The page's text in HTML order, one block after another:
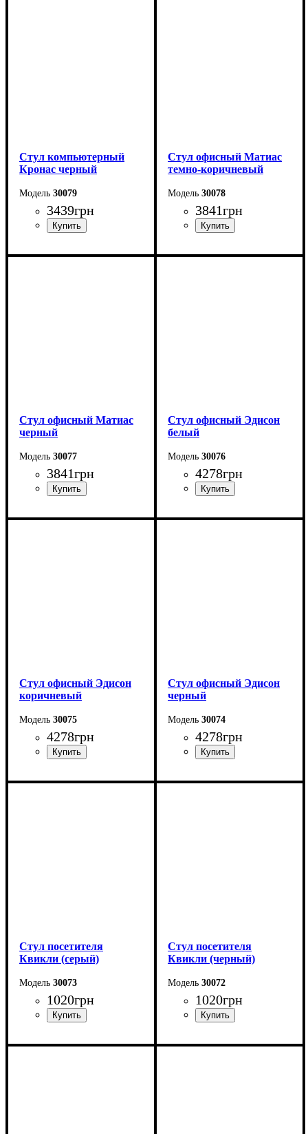
Стул компьютерный
Кронас черный
30079
3439грн
Стул офисный Матиас
темно-коричневый
30078
3841грн
Стул офисный Матиас
черный
30077
3841грн
Стул офисный Эдисон
белый
30076
4278грн
Стул офисный Эдисон
коричневый
30075
4278грн
Стул офисный Эдисон
черный
30074
4278грн
Стул посетителя
Квикли (серый)
30073
1020грн
Стул посетителя
Квикли (черный)
30072
1020грн